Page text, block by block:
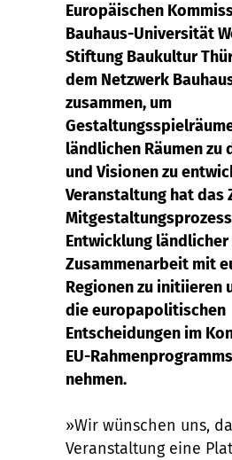
Europäischen
Bauhaus-Universität
Stiftung Baukultur
dem Netzwerk
zusammen, um
ländlichen Räumen zu
und Visionen zu
Veranstaltung hat das
Entwicklung
Zusammenarbeit mit
Regionen zu initiieren
die europapolitischen
Entscheidungen im
EU-
nehmen.
»Wir wünschen uns,
Veranstaltung eine